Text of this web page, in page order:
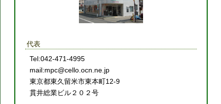
代表
Tel:042-471-4995
mail:mpc@cello.ocn.ne.jp
東京都東久留米市東本町12-9
貫井総業ビル２０２号